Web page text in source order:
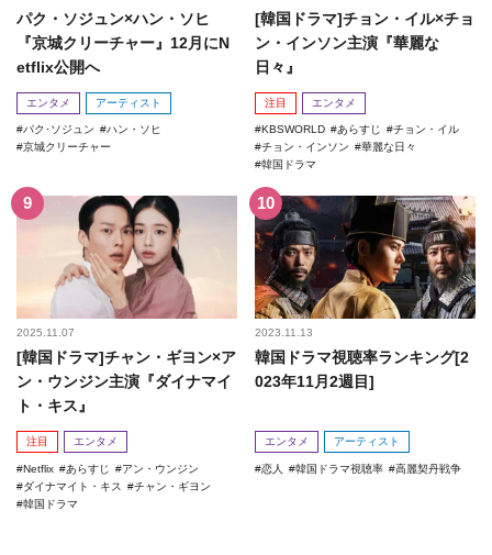
パク・ソジュン×ハン・ソヒ
『京城クリーチャー』12月にN
etflix公開へ
エンタメ アーティスト
パク･ソジュン
ハン・ソヒ
京城クリーチャー
[韓国ドラマ]チョン・イル×チョ
ン・インソン主演『華麗な
日々』
注目 エンタメ
KBSWORLD あらすじ
チョン・イル
チョン・インソン
華麗な日々
韓国ドラマ
2025.11.07
[韓国ドラマ]チャン・ギヨン×ア
ン・ウンジン主演『ダイナマイ
ト・キス』
注目 エンタメ
Netflix あらすじ
アン・ウンジン
ダイナマイト・キス
チャン・ギヨン
韓国ドラマ
2023.11.13
韓国ドラマ視聴率ランキング[2
023年11月2週目]
エンタメ アーティスト
恋人 韓国ドラマ視聴率 高麗契丹戦争